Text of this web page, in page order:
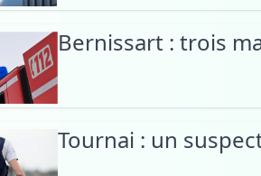
Bernissart : trois
Tournai : un